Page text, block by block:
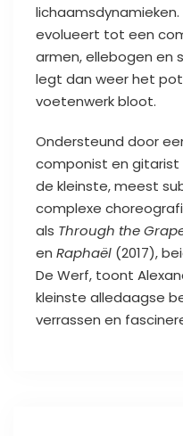
evolueert tot een
armen, ellebogen en
legt dan weer het
voetenwerk bloot.
Ondersteund door
componist en gitarist
de kleinste, meest
complexe
als Through the
en Raphaël (2017),
De Werf, toont
kleinste alledaagse
verrassen en